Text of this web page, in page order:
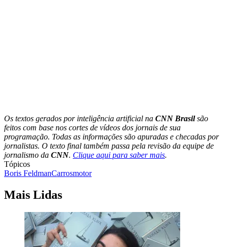
Os textos gerados por inteligência artificial na CNN Brasilsão
feitos com base nos cortes de vídeos dos jornais de sua
programação. Todas as informações são apuradas e checadas por
jornalistas. O texto final também passa pela revisão da equipe de
jornalismo da CNN. Clique aqui para saber mais.
Tópicos
Boris FeldmanCarrosmotor
Mais Lidas